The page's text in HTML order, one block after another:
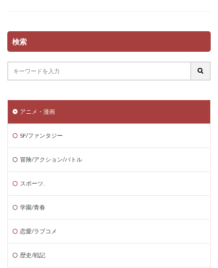
検索
アニメ・漫画
SF/ファンタジー
冒険/アクション/バトル
スポーツ.
学園/青春
恋愛/ラブコメ
歴史/戦記